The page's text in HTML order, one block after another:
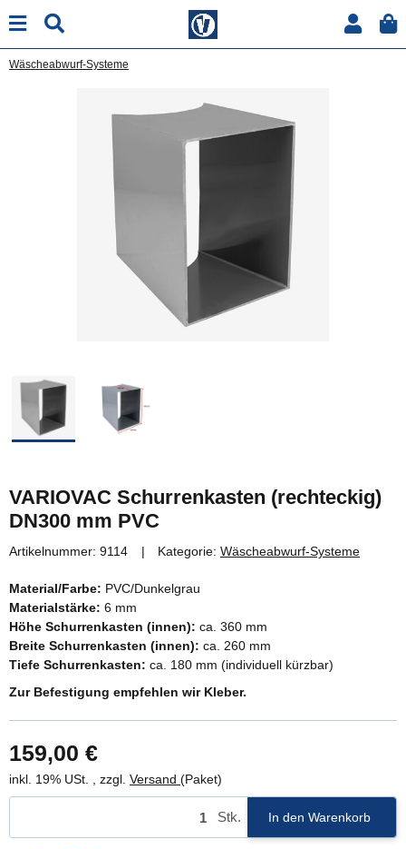
Wäscheabwurf-Systeme
VARIOVAC Schurrenkasten (rechteckig)
DN300 mm PVC
Artikelnummer: 9114 Kategorie: Wäscheabwurf-Systeme
Material/Farbe: PVC/Dunkelgrau
Materialstärke: 6 mm
Höhe Schurrenkasten (innen): ca. 360 mm
Breite Schurrenkasten (innen): ca. 260 mm
Tiefe Schurrenkasten: ca. 180 mm (individuell kürzbar)
Zur Befestigung empfehlen wir Kleber.
159,00 €
inkl. 19% USt. , zzgl. Versand (Paket)
Stk. In den Warenkorb